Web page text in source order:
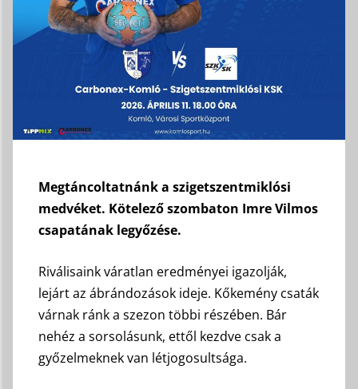
Megtáncoltatnánk a szigetszentmiklósi
medvéket. Kötelező szombaton Imre Vilmos
csapatának legyőzése.
Riválisaink váratlan eredményei igazolják,
lejárt az ábrándozások ideje. Kőkemény csaták
várnak ránk a szezon többi részében. Bár
nehéz a sorsolásunk, ettől kezdve csak a
győzelmeknek van létjogosultsága.